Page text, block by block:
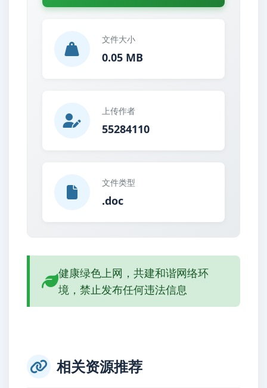
文件大小
0.05 MB
上传作者
55284110
文件类型
.doc
健康绿色上网，共建和谐网络环
境，禁止发布任何违法信息
相关资源推荐